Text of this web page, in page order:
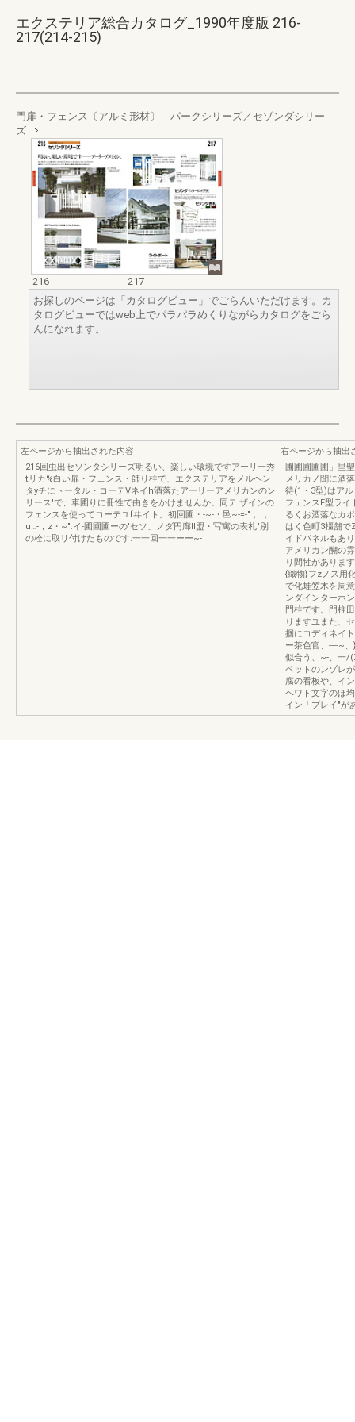
エクステリア総合カタログ_1990年度版 216-
217(214-215)
門扉・フェンス〔アルミ形材〕 パークシリーズ／セゾンダシリー
ズ
216
217
お探しのページは「カタログビュー」でごらんいただけます。カ
タログビューではweb上でパラパラめくりながらカタログをごら
んになれます。
左ページから抽出された内容
216回虫出セソンタシリーズ明るい、楽しい環境ですアーリ一秀
tリカ%白い扉・フェンス・師り柱で、エクステリアをメルヘン
タyチにトータル・コーテVネイh酒落たアーリーアメリカンのン
リース'で、車圃りに冊性で由きをかけませんか。同テ.ザインの
フェンスを使ってコーテユfヰイト。初回圃・-~-・邑~-=-"，.，
u…-，z・~".イ-圃圃圃ーの'セソ」ノダ円廊II盟・写寓の表札"別
の栓に取リ付けたものです.一一回一一ーー~-
右ページから抽出
圃圃圃圃圃」里
メリカノ聞に酒
待(1・3型)はア
フェンスF型ライ
るくお酒落なカ
はく色町3橿舗で
イドパネルもあ
アメリカン醐の
り間牲がありま
{織物}フzノス用
で化蛙笠木を周
ンダインターホ
門柱です。門柱
りますユまた、
掴にコディネイ
ー茶色官、----~
似合う、~-、一/
ペットのンゾレ
腐の看板や、イ
ヘワト文字のほ
イン「プレイ"が